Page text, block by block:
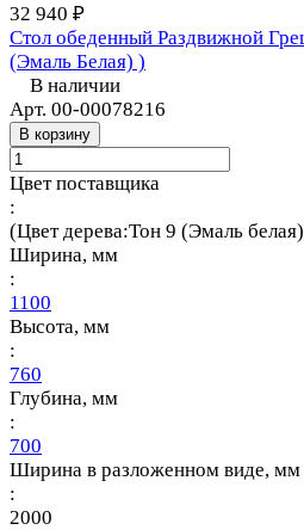
32 940 ₽
Стол обеденный Раздвижной
(Эмаль Белая) )
В наличии
Арт. 00-00078216
В корзину
Цвет поставщика
:
(Цвет дерева:Тон 9 (Эмаль
Ширина, мм
:
1100
Высота, мм
:
760
Глубина, мм
:
700
Ширина в разложенном виде, мм
:
2000